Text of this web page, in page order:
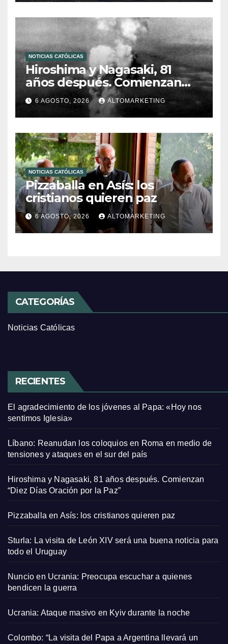
NOTICIAS CATÓLICAS
Hiroshima y Nagasaki, 81
años después. Comienzan
“Diez Días Oración por la Paz”
6 AGOSTO, 2026 ALTOMARKETING
NOTICIAS CATÓLICAS
Pizzaballa en Asís: los
cristianos quieren paz
6 AGOSTO, 2026 ALTOMARKETING
CATEGORÍAS
Noticias Católicas
RECIENTES
El agradecimiento de los jóvenes al Papa: «Hoy nos
sentimos Iglesia»
Líbano: Reanudan los coloquios en Roma en medio de
tensiones y ataques en el sur del país
Hiroshima y Nagasaki, 81 años después. Comienzan
“Diez Días Oración por la Paz”
Pizzaballa en Asís: los cristianos quieren paz
Sturla: La visita de León XIV será una buena noticia para
todo el Uruguay
Nuncio en Ucrania: Preocupa escuchar a quienes
bendicen la guerra
Ucrania: Ataque masivo en Kyiv durante la noche
Colombo: “La visita del Papa a Argentina llevará un